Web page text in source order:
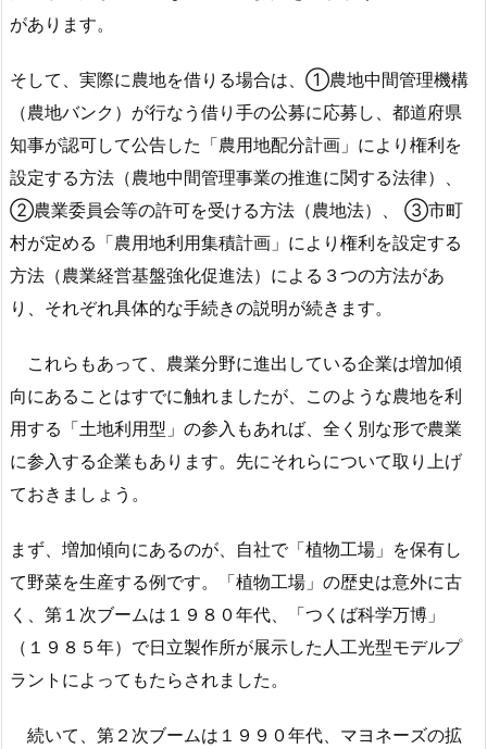
があります。
そして、実際に農地を借りる場合は、①農地中間管理機構
（農地バンク）が行なう借り手の公募に応募し、都道府県
知事が認可して公告した「農用地配分計画」により権利を
設定する方法（農地中間管理事業の推進に関する法律）、
②農業委員会等の許可を受ける方法（農地法）、 ③市町
村が定める「農用地利用集積計画」により権利を設定する
方法（農業経営基盤強化促進法）による３つの方法があ
り、それぞれ具体的な手続きの説明が続きます。
これらもあって、農業分野に進出している企業は増加傾
向にあることはすでに触れましたが、このような農地を利
用する「土地利用型」の参入もあれば、全く別な形で農業
に参入する企業もあります。先にそれらについて取り上げ
ておきましょう。
まず、増加傾向にあるのが、自社で「植物工場」を保有し
て野菜を生産する例です。「植物工場」の歴史は意外に古
く、第１次ブームは１９８０年代、「つくば科学万博」
（１９８５年）で日立製作所が展示した人工光型モデルプ
ラントによってもたらされました。
続いて、第２次ブームは１９９０年代、マヨネーズの拡